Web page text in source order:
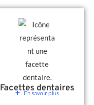
Facettes dentaires
En savoir plus